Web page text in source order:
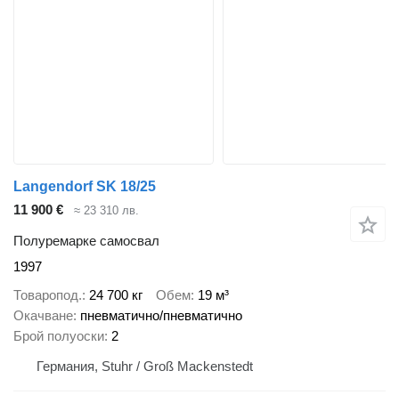
Langendorf SK 18/25
11 900 €
≈ 23 310 лв.
Полуремарке самосвал
1997
Товаропод. 24 700 кг Обем 19 м³
Окачване пневматично/пневматично
Брой полуоски 2
Германия, Stuhr / Groß Mackenstedt